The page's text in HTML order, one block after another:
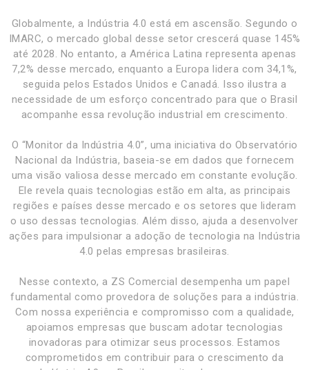
Globalmente, a Indústria 4.0 está em ascensão. Segundo o
IMARC, o mercado global desse setor crescerá quase 145%
até 2028. No entanto, a América Latina representa apenas
7,2% desse mercado, enquanto a Europa lidera com 34,1%,
seguida pelos Estados Unidos e Canadá. Isso ilustra a
necessidade de um esforço concentrado para que o Brasil
acompanhe essa revolução industrial em crescimento.
O “Monitor da Indústria 4.0”, uma iniciativa do Observatório
Nacional da Indústria, baseia-se em dados que fornecem
uma visão valiosa desse mercado em constante evolução.
Ele revela quais tecnologias estão em alta, as principais
regiões e países desse mercado e os setores que lideram
o uso dessas tecnologias. Além disso, ajuda a desenvolver
ações para impulsionar a adoção de tecnologia na Indústria
4.0 pelas empresas brasileiras.
Nesse contexto, a ZS Comercial desempenha um papel
fundamental como provedora de soluções para a indústria.
Com nossa experiência e compromisso com a qualidade,
apoiamos empresas que buscam adotar tecnologias
inovadoras para otimizar seus processos. Estamos
comprometidos em contribuir para o crescimento da